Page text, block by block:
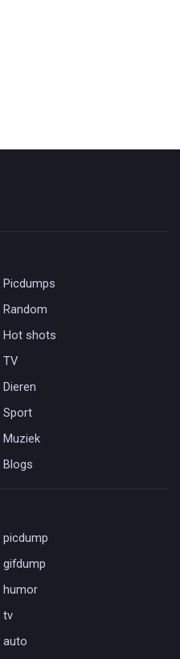
Picdumps
Random
Hot shots
TV
Dieren
Sport
Muziek
Blogs
picdump
gifdump
humor
tv
auto